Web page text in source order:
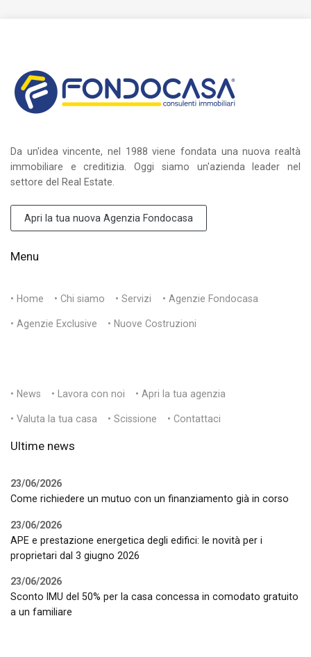
Da un'idea vincente, nel 1988 viene fondata una nuova realtà
immobiliare e creditizia. Oggi siamo un'azienda leader nel
settore del Real Estate.
Apri la tua nuova Agenzia Fondocasa
Menu
• Home • Chi siamo • Servizi • Agenzie Fondocasa
• Agenzie Exclusive • Nuove Costruzioni
• News • Lavora con noi • Apri la tua agenzia
• Valuta la tua casa • Scissione • Contattaci
Ultime news
23/06/2026
Come richiedere un mutuo con un finanziamento già in corso
23/06/2026
APE e prestazione energetica degli edifici: le novità per i
proprietari dal 3 giugno 2026
23/06/2026
Sconto IMU del 50% per la casa concessa in comodato gratuito
a un familiare